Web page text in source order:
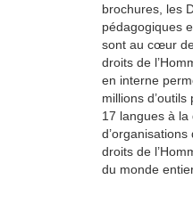
brochures, les
pédagogiques
sont au cœur
droits de
en interne
millions
17 langues à la
droits de
du monde